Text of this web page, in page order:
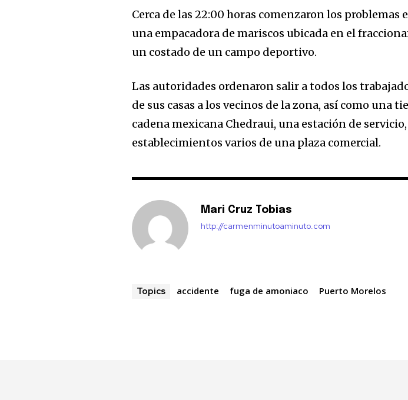
Cerca de las 22:00 horas comenzaron los problemas
una empacadora de mariscos ubicada en el
un costado de un campo deportivo.
Las autoridades ordenaron salir a todos los
de sus casas a los vecinos de la zona, así como una
cadena mexicana Chedraui, una estación de
establecimientos varios de una plaza comercial.
Mari Cruz Tobias
http://carmenminutoaminuto.com
Topics accidente fuga de amoniaco Puerto Morelos